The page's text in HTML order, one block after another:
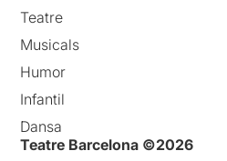
Teatre
Musicals
Humor
Infantil
Dansa
Teatre Barcelona ©2026